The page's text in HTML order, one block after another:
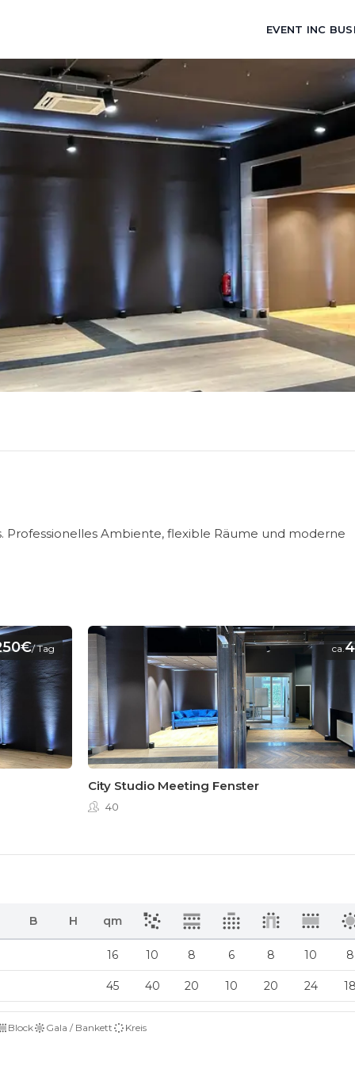
EVENT INC
Professionelles Ambiente, flexible Räume und moderne
/ Tag ca.
City Studio Meeting Fenster
40
B H qm
16 10 8 6 8 10 8
45 40 20 10 20 24
Block Gala / Bankett Kreis